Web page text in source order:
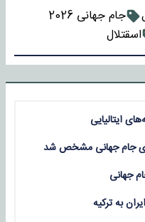
جام جهانی 2026
اسقتلال
ایتالیایی
جام جهانی مشخص شد
جهانی
به ترکیه